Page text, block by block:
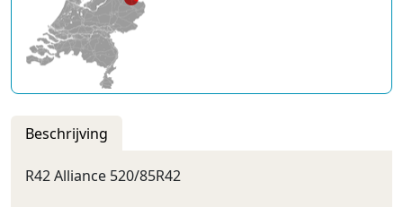
Beschrijving
R42 Alliance 520/85R42